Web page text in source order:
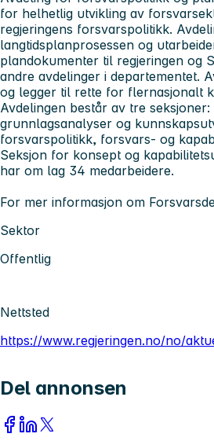
for helhetlig utvikling av
regjeringens forsvarspolitikk.
langtidsplanprosessen og
plandokumenter til regjeringen og
andre avdelinger i departementet.
og legger til rette for flernasjonalt
Avdelingen består av tre
grunnlagsanalyser og
forsvarspolitikk, forsvars- og
Seksjon for konsept og
har om lag 34 medarbeidere.
For mer informasjon om
Sektor
Offentlig
Nettsted
https://www.regjeringen.no/no/
Del annonsen